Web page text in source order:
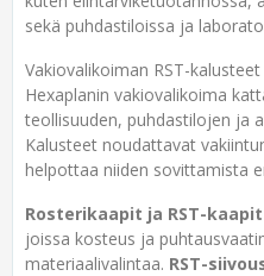
sekä puhdastiloissa ja
Vakiovalikoiman RST-kalusteet
Hexaplanin vakiovalikoima
teollisuuden, puhdastilojen ja
Kalusteet noudattavat
helpottaa niiden sovittamista
Rosterikaapit ja RST-kaapit
joissa kosteus ja
materiaalivalintaa. RST-